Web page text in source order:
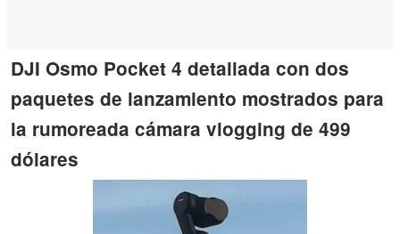
DJI Osmo Pocket 4 detallada con dos
paquetes de lanzamiento mostrados para
la rumoreada cámara vlogging de 499
dólares